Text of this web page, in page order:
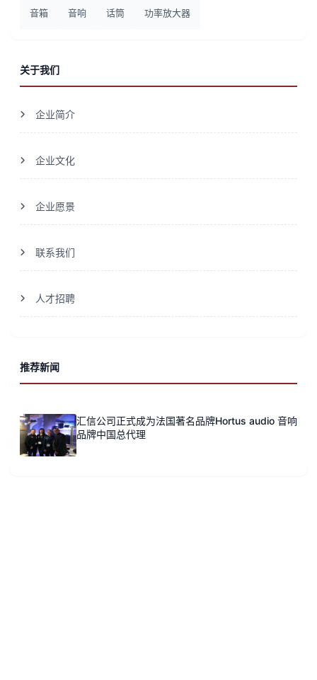
音箱 音响 话筒 功率放大器
关于我们
企业简介
企业文化
企业愿景
联系我们
人才招聘
推荐新闻
汇信公司正式成为法国著名品牌Hortus audio 音响
品牌中国总代理